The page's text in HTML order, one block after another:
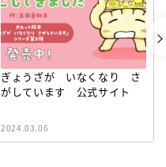
ぎょうざが いなくなり さ
がしています 公式サイト
2024.03.06